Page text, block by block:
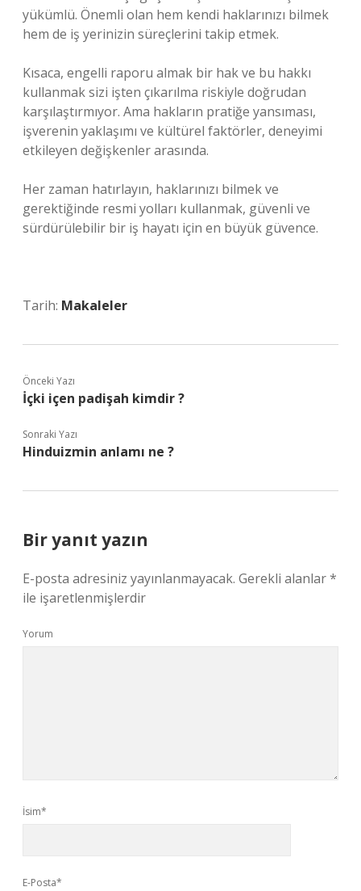
yükümlü. Önemli olan hem kendi haklarınızı bilmek
hem de iş yerinizin süreçlerini takip etmek.
Kısaca, engelli raporu almak bir hak ve bu hakkı
kullanmak sizi işten çıkarılma riskiyle doğrudan
karşılaştırmıyor. Ama hakların pratiğe yansıması,
işverenin yaklaşımı ve kültürel faktörler, deneyimi
etkileyen değişkenler arasında.
Her zaman hatırlayın, haklarınızı bilmek ve
gerektiğinde resmi yolları kullanmak, güvenli ve
sürdürülebilir bir iş hayatı için en büyük güvence.
Tarih: Makaleler
Önceki Yazı
İçki içen padişah kimdir ?
Sonraki Yazı
Hinduizmin anlamı ne ?
Bir yanıt yazın
E-posta adresiniz yayınlanmayacak. Gerekli alanlar*
ile işaretlenmişlerdir
Yorum
İsim*
E-Posta*